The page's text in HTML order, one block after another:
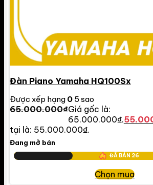
Đàn Piano Yamaha HQ100Sx
Được xếp hạng 05 sao
65.000.000₫Giá gốc là:
65.000.000₫.
tại là: 55.000.000₫.
Đang mở bán
ĐÃ BÁN 26
Chọn mua